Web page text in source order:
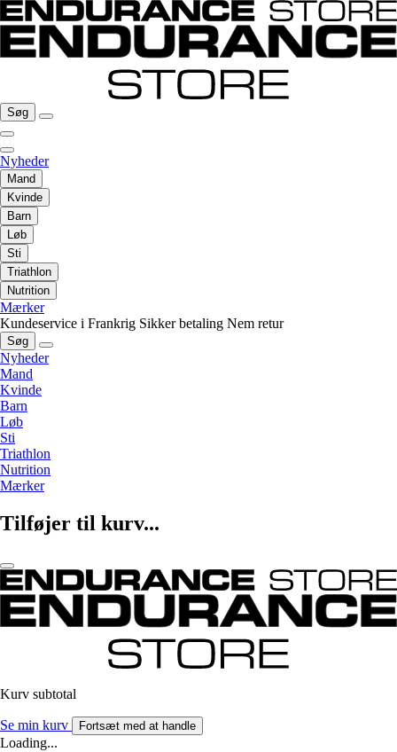
Søg
Nyheder
Mand
Kvinde
Barn
Løb
Sti
Triathlon
Nutrition
Mærker
Kundeservice i Frankrig Sikker betaling Nem retur
Søg
Nyheder
Mand
Kvinde
Barn
Løb
Sti
Triathlon
Nutrition
Mærker
Tilføjer til kurv...
Kurv subtotal
Se min kurv Fortsæt med at handle
Loading...